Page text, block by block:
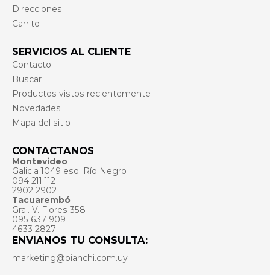
Direcciones
Carrito
SERVICIOS AL CLIENTE
Contacto
Buscar
Productos vistos recientemente
Novedades
Mapa del sitio
CONTACTANOS
Montevideo
Galicia 1049 esq. Río Negro
094 211 112
2902 2902
Tacuarembó
Gral. V. Flores 358
095 637 909
4633 2827
ENVIANOS TU CONSULTA:
marketing@bianchi.com.uy